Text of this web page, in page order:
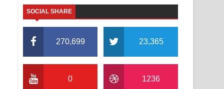
SOCIAL SHARE
270,699 23,365
0 1236